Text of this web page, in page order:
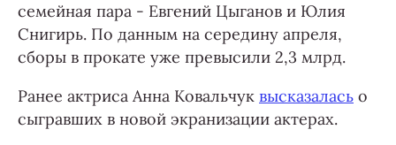
семейная пара - Евгений Цыганов и Юлия
Снигирь. По данным на середину апреля,
сборы в прокате уже превысили 2,3 млрд.
Ранее актриса Анна Ковальчук высказалась о
сыгравших в новой экранизации актерах.